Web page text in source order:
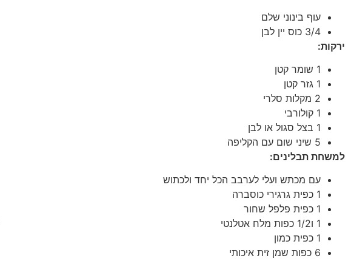
עוף בינוני שלם
3/4 כוס יין לבן
ירקות:
1 שומר קטן
1 גזר קטן
2 מקלות סלרי
1 קולורבי
1 בצל סגול או לבן
5 שיני שום עם הקליפה
למשחת תבלינים:
עם מכתש ועלי לערבב הכל יחד ולכתוש
1 כפית גרגירי כוסברה
1 כפית פלפל שחור
1 ו1/2 כפות מלח אטלנטי
1 כפית כמון
6 כפות שמן זית איכותי